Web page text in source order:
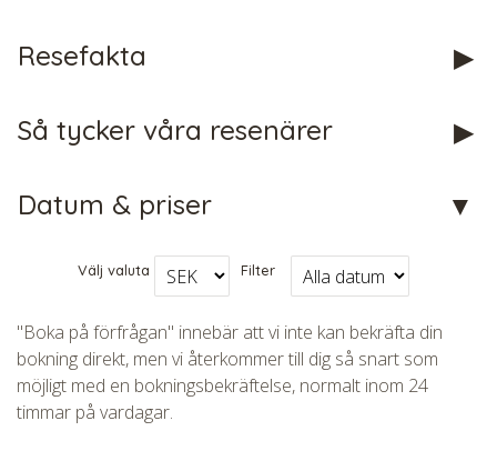
CHECK tmpVideoPath=!
Resefakta
Så tycker våra resenärer
Datum & priser
Välj valuta Filter
"Boka på förfrågan" innebär att vi inte kan bekräfta din
bokning direkt, men vi återkommer till dig så snart som
möjligt med en bokningsbekräftelse, normalt inom 24
timmar på vardagar.